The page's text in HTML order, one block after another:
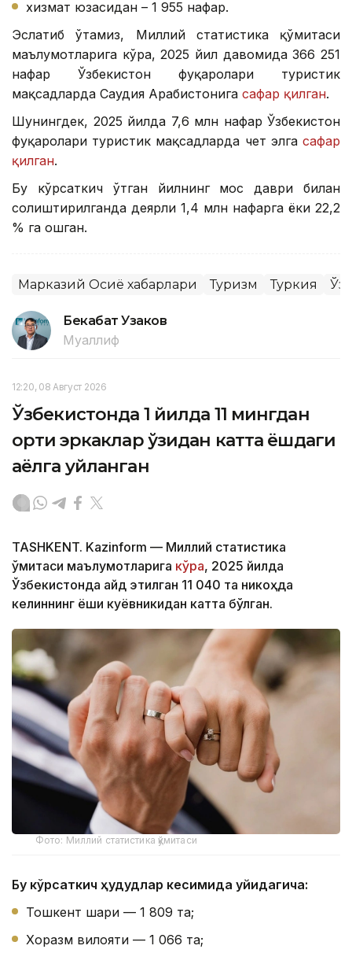
хизмат юзасидан – 1 955 нафар.
Эслатиб ўтамиз, Миллий статистика қўмитаси
маълумотларига кўра, 2025 йил давомида 366 251
нафар Ўзбекистон фуқаролари туристик
мақсадларда Саудия Арабистонига сафар қилган.
Шунингдек, 2025 йилда 7,6 млн нафар Ўзбекистон
фуқаролари туристик мақсадларда чет элга сафар
қилган.
Бу кўрсаткич ўтган йилнинг мос даври билан
солиштирилганда деярли 1,4 млн нафарга ёки 22,2
% га ошган.
Марказий Осиё хабарлари Туризм Туркия
Бекабат Узаков
Муаллиф
12:20, 08 Август 2026
Ўзбекистонда 1 йилда 11 мингдан
ортиқ эркаклар ўзидан катта ёшдаги
аёлга уйланган
TASHKENT. Kazinform — Миллий статистика
қўмитаси маълумотларига кўра, 2025 йилда
Ўзбекистонда қайд этилган 11 040 та никоҳда
келиннинг ёши куёвникидан катта бўлган.
Фото: Миллий статистика қўмитаси
Бу кўрсаткич ҳудудлар кесимида қуйидагича:
Тошкент шаҳри — 1 809 та;
Хоразм вилояти — 1 066 та;